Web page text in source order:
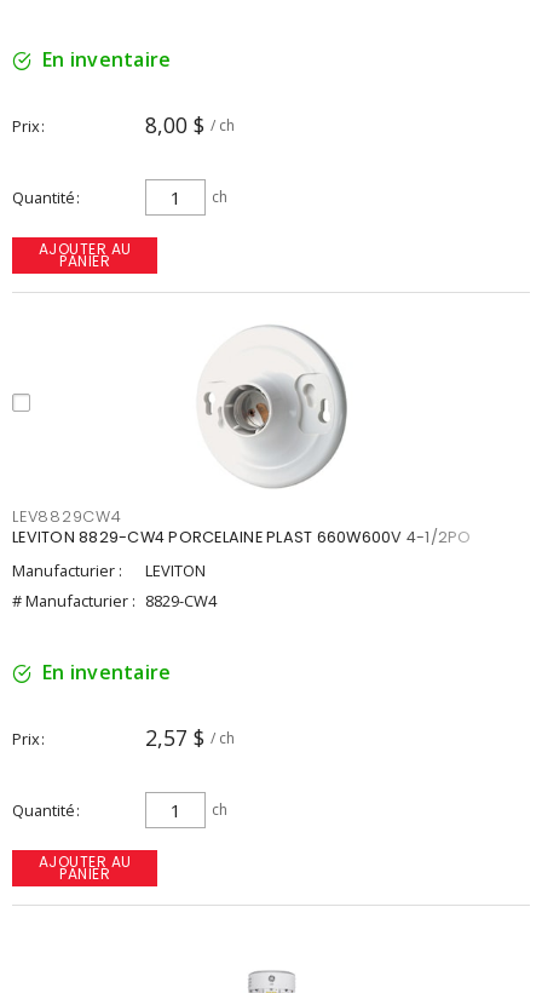
En inventaire
Prix 8,00 $ / ch
Quantité ch
AJOUTER AU
PANIER
LEV8829CW4
LEVITON 8829-CW4 PORCELAINE PLAST 660W600V 4-1/2PO
Manufacturier :
LEVITON
# Manufacturier : 8829-CW4
En inventaire
Prix 2,57 $ / ch
Quantité ch
AJOUTER AU
PANIER